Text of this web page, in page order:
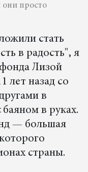
они просто
стать
в радость", я
Лизой
лет назад со
в
в руках.
— большая
страны.